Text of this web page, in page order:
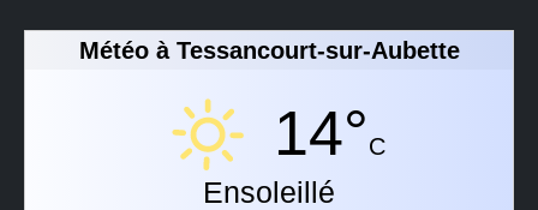
Météo à Tessancourt-sur-Aubette
14°C
Ensoleillé